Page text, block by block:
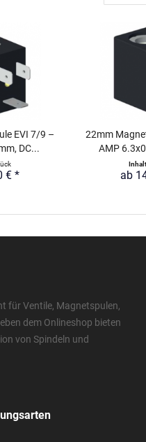
EVI 7/9 –
DC...
€ *
22mm
AMP
ab
für Ventile, Magnetspulen,
dem Onlineshop bieten
von Spindeln und